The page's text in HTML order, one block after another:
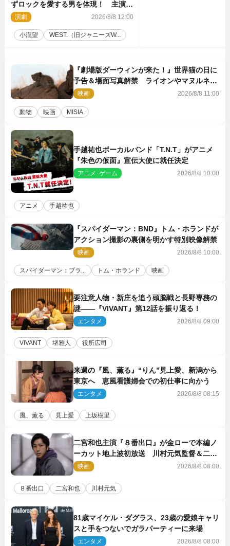
ずロックを愛する男を体現！ 主演舞
台『ロックンロール』ビジュアル解禁
演劇 2026/8/8 12:00
小瀧望 WEST.（旧ジャニーズW...
『劇場版ダーウィンが来た！』世界猫の日に
予告＆場面写真解禁 ライオンやマヌルネコ
の赤ちゃんが大集合
映画 2026/8/8 11:00
動物 映画 MISIA
手越祐也ボーカルバンド「T.N.T」がアニメ
『朱色の仮面』宣伝大使に就任決定
アニメ･ゲーム 2026/8/8 10:00
アニメ 手越祐也
『スパイダーマン：BND』トム・ホランドが
アクション撮影の裏側を明かす特別映像解禁
映画 2026/8/8 10:00
スパイダーマン：ブラ... トム・ホランド 映画
要注意人物・新庄を追う頭脳戦と長野専務の
謎――『VIVANT』第12話を振り返る！
エンタメ 2026/8/8 09:00
VIVANT 堺雅人 役所広司
来週の『風、薫る』“りん”見上愛、新潟から
東京へ 恵風看護婦会での初仕事に向かう
エンタメ 2026/8/8 08:15
風、薫る 見上愛 上坂樹里
二宮和也主演『８番出口』が金ローで本編ノ
ーカット地上波初放送 川村元気監督＆二宮
コメント到着
映画 2026/8/8 08:00
８番出口 二宮和也 川村元気
81歳マイケル・ダグラス、23歳の愛娘キャリ
スと手をつないでガラパーティーに来場
エンタメ 2026/8/8 08:00